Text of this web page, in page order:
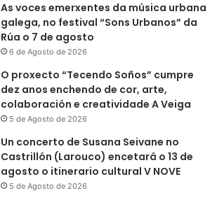
As voces emerxentes da música urbana
galega, no festival “Sons Urbanos” da
Rúa o 7 de agosto
6 de Agosto de 2026
O proxecto “Tecendo Soños” cumpre
dez anos enchendo de cor, arte,
colaboración e creatividade A Veiga
5 de Agosto de 2026
Un concerto de Susana Seivane no
Castrillón (Larouco) encetará o 13 de
agosto o itinerario cultural V NOVE
5 de Agosto de 2026